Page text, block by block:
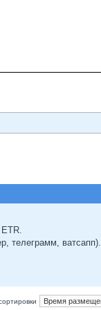
телеграмм, ватсапп).